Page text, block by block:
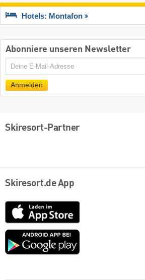
Hotels: Montafon
Abonniere unseren Newsletter
E-
Anmelden
Skiresort-Partner
Skiresort.de App
App
Store
Google